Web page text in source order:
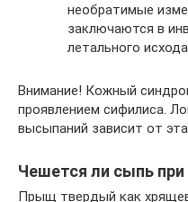
необратимые
заключаются в
летального
Внимание! Кожный
проявлением сифилиса.
высыпаний зависит от
Чешется ли сыпь
Прыщ твердый как